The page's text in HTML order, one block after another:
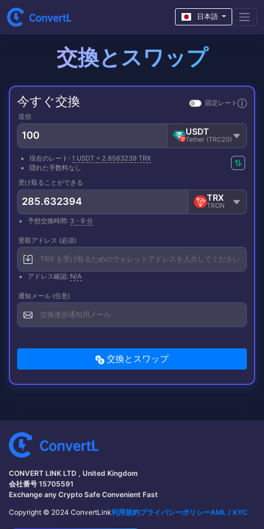
日本語
交換とスワップ
今すぐ交換 固定レート
送信
USDT
Tether (TRC20)
現在のレート: 1 USDT = 2.8563239 TRX
隠れた手数料なし
受け取ることができる
TRX
TRON
予想交換時間: 3 - 9 分
受取アドレス (必須)
アドレス確認: N/A
通知メール (任意)
交換とスワップ
CONVERT LINK LTD , United Kingdom
会社番号 15705591
Exchange any Crypto Safe Convenient Fast
Copyright © 2024 ConvertLink利用規約プライバシーポリシーAML / KYC